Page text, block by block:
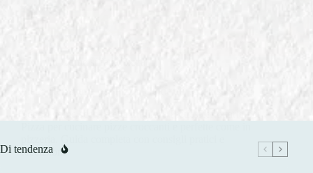
Pietra Refrattaria per Pizza: Guida all’ Acquisto 2025
Scopri come scegliere la migliore Pietra Refrattaria per
recensioni
Di tendenza